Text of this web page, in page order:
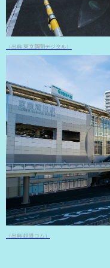
（出典 東京新聞デジタル）
（出典 鉄道コム）